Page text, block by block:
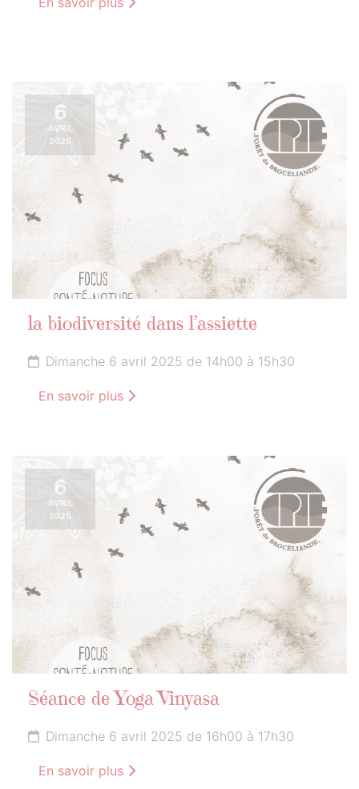
6
AVRIL
2025
la biodiversité dans l’assiette
Dimanche 6 avril 2025 de 14h00 à 15h30
En savoir plus
6
AVRIL
2025
Séance de Yoga Vinyasa
Dimanche 6 avril 2025 de 16h00 à 17h30
En savoir plus